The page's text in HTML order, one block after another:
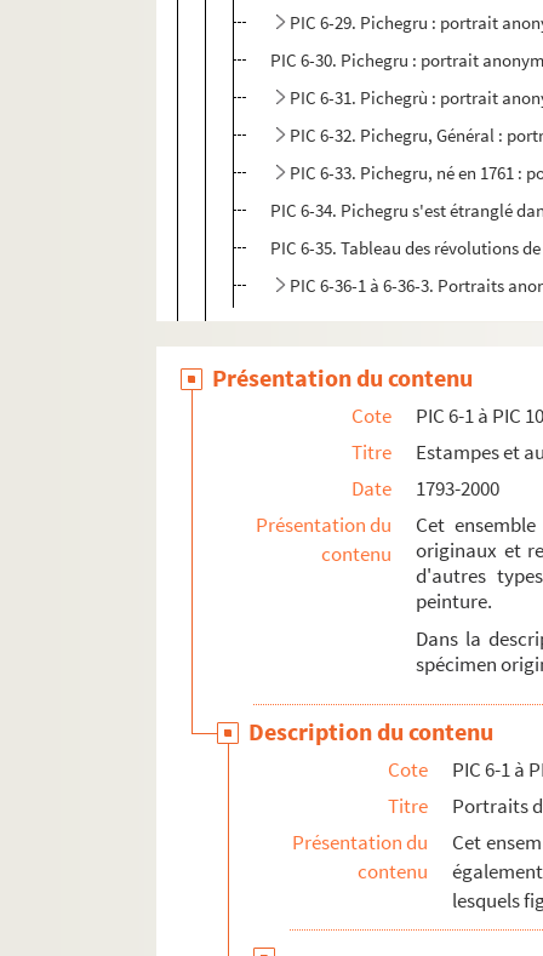
PIC 6-29. Pichegru : portrait
PIC 6-30. Pichegru : portrait
PIC 6-31. Pichegrù : portrait
PIC 6-32. Pichegru, Général :
PIC 6-33. Pichegru, né en 1761 :
PIC 6-34. Pichegru s'est étranglé
PIC 6-35. Tableau des révolutions
PIC 6-36-1 à 6-36-3. Portraits
PIC 8-1-1 à PIC 8-8-3. Représentations
PIC 9-1 à PIC 9-9. Scènes historiques
PIC 10-1 à PIC 10-8. Portraits d'autres
PIC 11. Pin's à l'effigie de Pichegru
Présentation du contenu
Cote
PIC 6-1 à PIC
Titre
Estampes et
Date
1793-2000
Présentation du
contenu
Cet
originaux et
d'autres
peinture.
Dans la
spécimen
Description du contenu
Cote
PIC 6-1 à
Titre
Portraits
Présentation du
contenu
Cet
lesquels